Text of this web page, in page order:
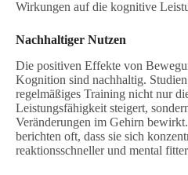
Wirkungen auf die kognitive
Nachhaltiger Nutzen
Die positiven Effekte von
Kognition sind nachhaltig. Studien
regelmäßiges Training nicht nur
Leistungsfähigkeit steigert,
Veränderungen im Gehirn
berichten oft, dass sie sich
reaktionsschneller und mental